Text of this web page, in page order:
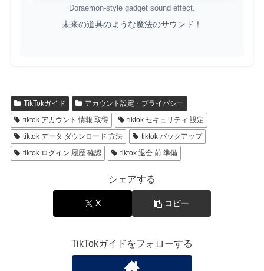
Doraemon-style gadget sound effect.
未来の道具のような魔法のサウンド！
TikTokガイド
アカウント設定・プライバシー
tiktok アカウント 情報 取得
tiktok セキュリティ 設定
tiktok データ ダウンロード 方法
tiktok バックアップ
tiktok ログイン 履歴 確認
tiktok 退会 前 準備
シェアする
X コピー
TikTokガイドをフォローする